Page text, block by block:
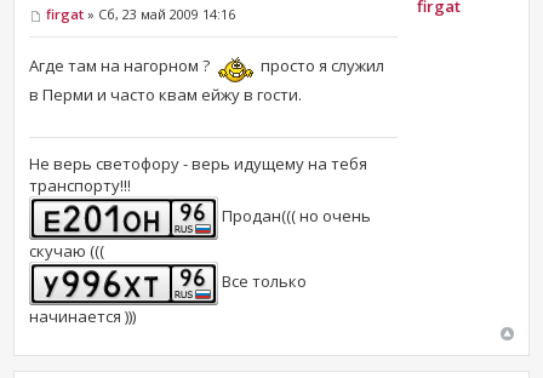
firgat » Сб, 23 май 2009 14:16
Агде там на нагорном ?
просто я служил
в Перми и часто квам ейжу в гости.
Не верь светофору - верь идущему на тебя
транспорту!!!
Продан((( но очень
скучаю (((
Все только
начинается )))
firgat